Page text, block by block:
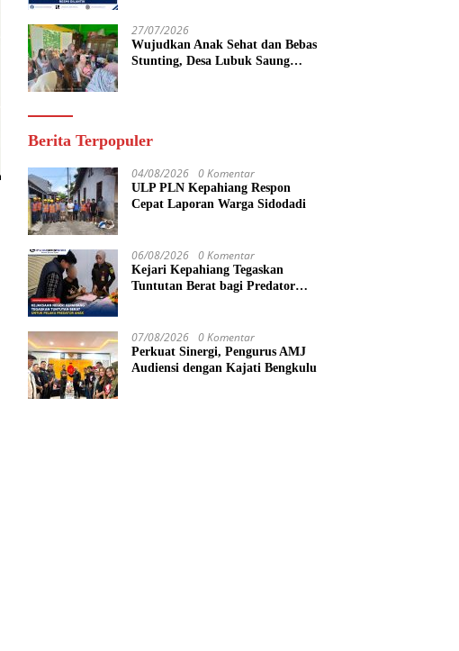
27/07/2026
Wujudkan Anak Sehat dan Bebas
Stunting, Desa Lubuk Saung
Berita Terpopuler
04/08/2026 0 Komentar
ULP PLN Kepahiang Respon
Cepat Laporan Warga Sidodadi
06/08/2026 0 Komentar
Kejari Kepahiang Tegaskan
Tuntutan Berat bagi Predator
Vonis Hakim 18 Tahun Penjara
07/08/2026 0 Komentar
Perkuat Sinergi, Pengurus AMJ
Audiensi dengan Kajati Bengkulu